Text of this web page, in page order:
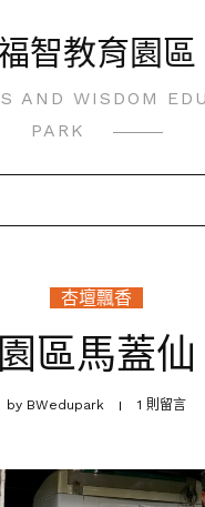
智教育園區
AND WISDOM
PARK
杏壇飄香
園區馬蓋仙
by BWedupark 1 則留言